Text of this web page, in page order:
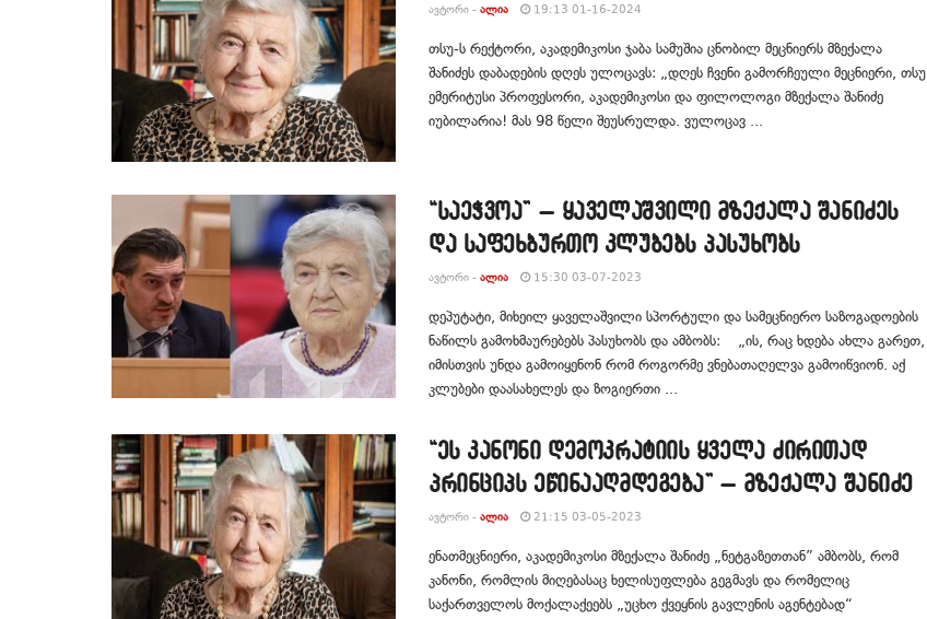
ᲐᲕᲢᲝᲠᲘ - ᲐᲚᲘᲐ 19:13 01-16-2024
თსუ-ს რექტორი, აკადემიკოსი ჯაბა სამუშია ცნობილ მეცნიერს მზექალა
შანიძეს დაბადების დღეს ულოცავს: „დღეს ჩვენი გამორჩეული მეცნიერი, თსუ
ემერიტუსი პროფესორი, აკადემიკოსი და ფილოლოგი მზექალა შანიძე
იუბილარია! მას 98 წელი შეუსრულდა. ვულოცავ ...
“საეჭვოა” – ყაველაშვილი მზექალა შანიძეს
და საფეხბურთო კლუბებს პასუხობს
ᲐᲕᲢᲝᲠᲘ - ᲐᲚᲘᲐ 15:30 03-07-2023
დეპუტატი, მიხეილ ყაველაშვილი სპორტული და სამეცნიერო საზოგადოების
ნაწილს გამოხმაურებებს პასუხობს და ამბობს: „ის, რაც ხდება ახლა გარეთ,
იმისთვის უნდა გამოიყენონ რომ როგორმე ვნებათაღელვა გამოიწვიონ. აქ
კლუბები დაასახელეს და ზოგიერთი ...
“ეს კანონი დემოკრატიის ყველა ძირითად
პრინციპს ეწინააღმდეგება” – მზექალა შანიძე
ᲐᲕᲢᲝᲠᲘ - ᲐᲚᲘᲐ 21:15 03-05-2023
ენათმეცნიერი, აკადემიკოსი მზექალა შანიძე „ნეტგაზეთთან” ამბობს, რომ
კანონი, რომლის მიღებასაც ხელისუფლება გეგმავს და რომელიც
საქართველოს მოქალაქეებს „უცხო ქვეყნის გავლენის აგენტებად“